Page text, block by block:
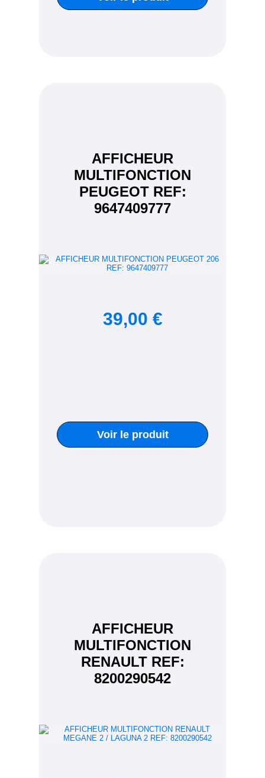
AFFICHEUR
MULTIFONCTION
PEUGEOT REF:
9647409777
39,00 €
Voir le produit
AFFICHEUR
MULTIFONCTION
RENAULT REF:
8200290542